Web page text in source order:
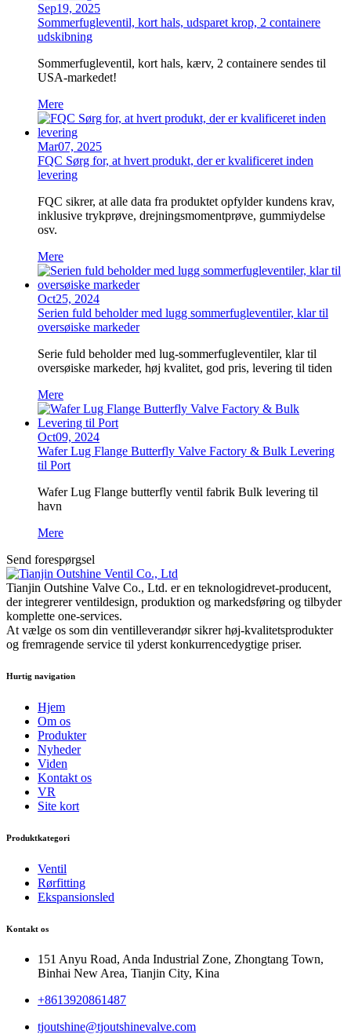
Sep19, 2025
Sommerfugleventil, kort hals, udsparet krop, 2 containere
udskibning
Sommerfugleventil, kort hals, kærv, 2 containere sendes til
USA-markedet!
Mere
Mar07, 2025
FQC Sørg for, at hvert produkt, der er kvalificeret inden
levering
FQC sikrer, at alle data fra produktet opfylder kundens krav,
inklusive trykprøve, drejningsmomentprøve, gummiydelse
osv.
Mere
Oct25, 2024
Serien fuld beholder med lugg sommerfugleventiler, klar til
oversøiske markeder
Serie fuld beholder med lug-sommerfugleventiler, klar til
oversøiske markeder, høj kvalitet, god pris, levering til tiden
Mere
Oct09, 2024
Wafer Lug Flange Butterfly Valve Factory & Bulk Levering
til Port
Wafer Lug Flange butterfly ventil fabrik Bulk levering til
havn
Mere
Send forespørgsel
Tianjin Outshine Valve Co., Ltd. er en teknologidrevet-producent,
der integrerer ventildesign, produktion og markedsføring og tilbyder
komplette one-services.
At vælge os som din ventilleverandør sikrer høj-kvalitetsprodukter
og fremragende service til yderst konkurrencedygtige priser.
Hurtig navigation
Hjem
Om os
Produkter
Nyheder
Viden
Kontakt os
VR
Site kort
Produktkategori
Ventil
Rørfitting
Ekspansionsled
Kontakt os
151 Anyu Road, Anda Industrial Zone, Zhongtang Town,
Binhai New Area, Tianjin City, Kina
+8613920861487
tjoutshine@tjoutshinevalve.com